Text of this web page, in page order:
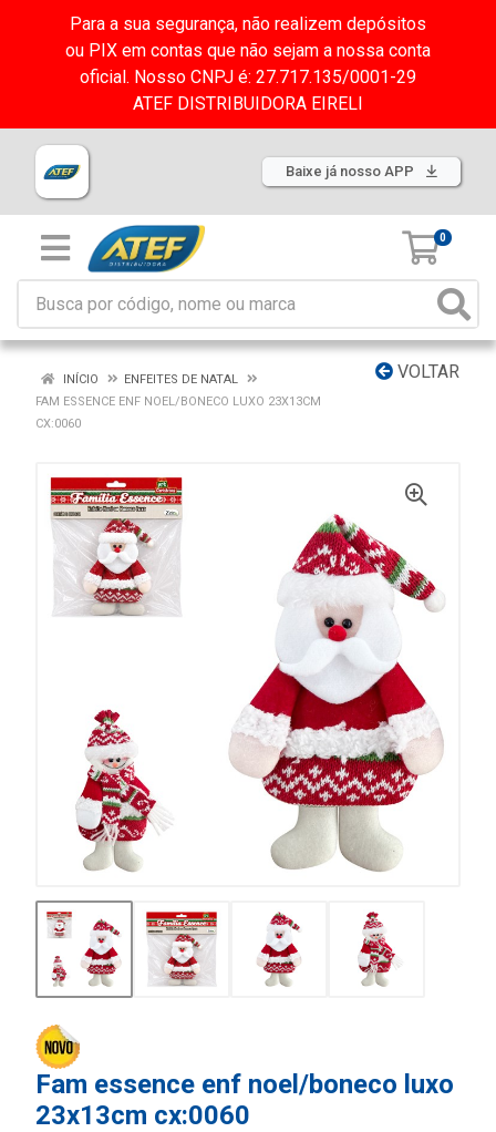
Para a sua segurança, não realizem depósitos
ou PIX em contas que não sejam a nossa conta
oficial. Nosso CNPJ é: 27.717.135/0001-29
ATEF DISTRIBUIDORA EIRELI
Baixe já nosso APP
0
VOLTAR
INÍCIO
ENFEITES DE NATAL
FAM ESSENCE ENF NOEL/BONECO LUXO 23X13CM
CX:0060
Fam essence enf noel/boneco luxo
23x13cm cx:0060